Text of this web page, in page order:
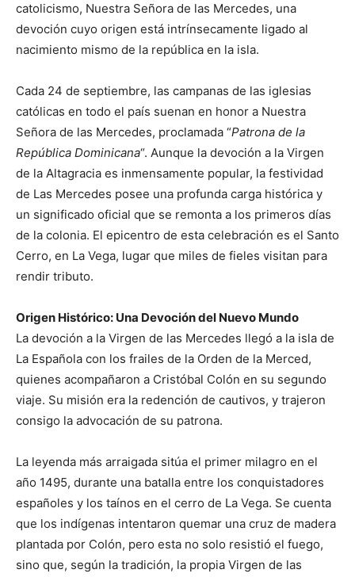
catolicismo, Nuestra Señora de las Mercedes, una
devoción cuyo origen está intrínsecamente ligado al
nacimiento mismo de la república en la isla.
Cada 24 de septiembre, las campanas de las iglesias
católicas en todo el país suenan en honor a Nuestra
Señora de las Mercedes, proclamada “Patrona de la
República Dominicana“. Aunque la devoción a la Virgen
de la Altagracia es inmensamente popular, la festividad
de Las Mercedes posee una profunda carga histórica y
un significado oficial que se remonta a los primeros días
de la colonia. El epicentro de esta celebración es el Santo
Cerro, en La Vega, lugar que miles de fieles visitan para
rendir tributo.
Origen Histórico: Una Devoción del Nuevo Mundo
La devoción a la Virgen de las Mercedes llegó a la isla de
La Española con los frailes de la Orden de la Merced,
quienes acompañaron a Cristóbal Colón en su segundo
viaje. Su misión era la redención de cautivos, y trajeron
consigo la advocación de su patrona.
La leyenda más arraigada sitúa el primer milagro en el
año 1495, durante una batalla entre los conquistadores
españoles y los taínos en el cerro de La Vega. Se cuenta
que los indígenas intentaron quemar una cruz de madera
plantada por Colón, pero esta no solo resistió el fuego,
sino que, según la tradición, la propia Virgen de las